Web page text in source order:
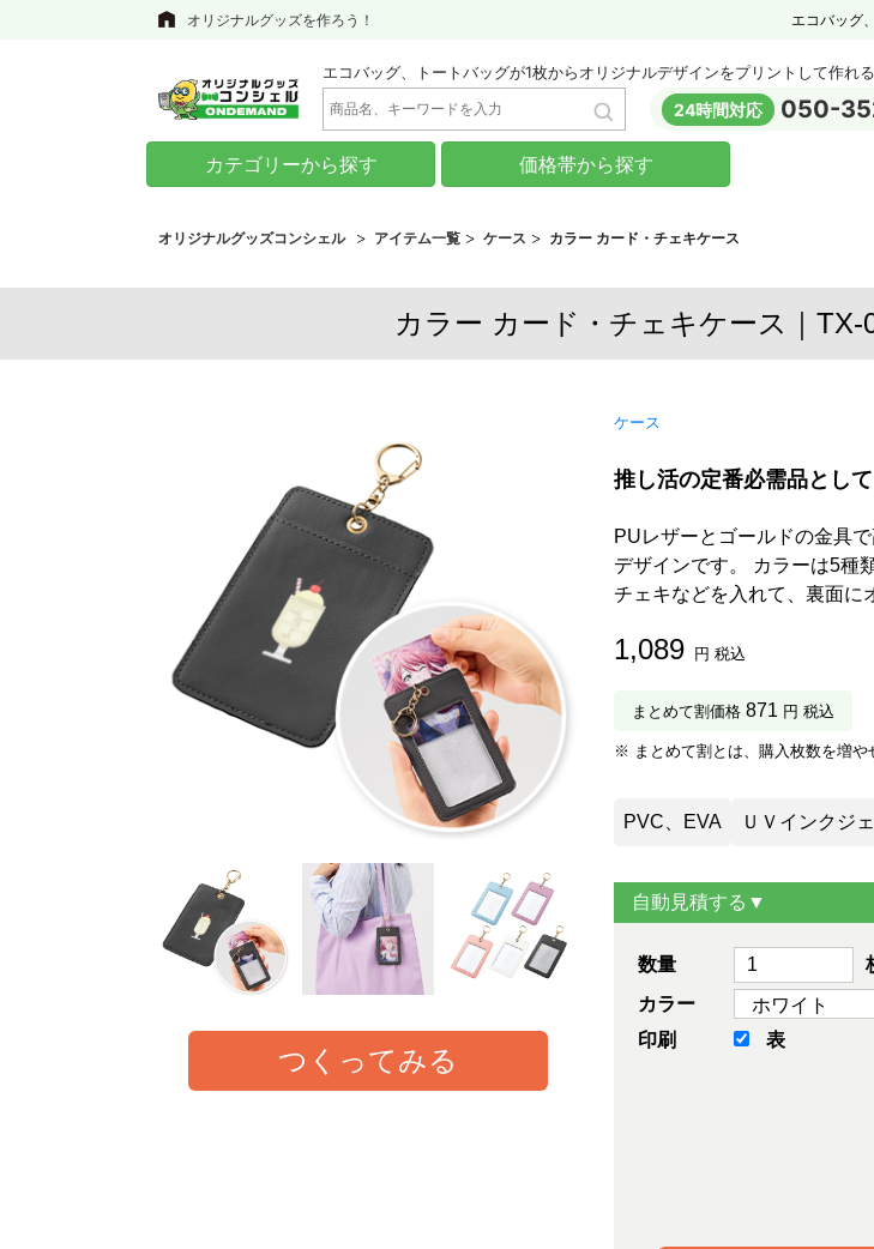
オリジナルグッズを作ろう！ エコバッグ
エコバッグ、トートバッグが1枚からオリジナルデザインをプリントして作れ
24時間対応 050-
カテゴリーから探す 価格帯から探す
オリジナルグッズコンシェル アイテム一覧 ケース カラー カード・チェキケース
カラー カード・チェキケース｜TX-
つくってみる
ケース
推し活の定番必需品とし
PUレザーとゴールドの金具
デザインです。 カラーは5種
チェキなどを入れて、裏面に
1,089 円 税込
まとめて割価格 871 円 税込
※ まとめて割とは、購入枚数を増や
PVC、EVA ＵＶインクジ
自動見積する▼
数量
カラー
印刷
表